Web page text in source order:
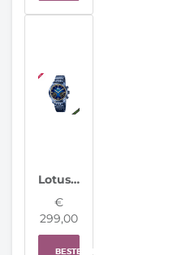
Lotus Hybrid Herenhorloge 19094/2
€
299,00
BESTELLEN